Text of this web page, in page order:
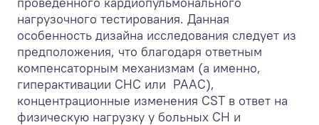
нагрузочного тестирования. Данная
особенность дизайна исследования следует из
предположения, что благодаря ответным
компенсаторным механизмам (а именно,
гиперактивации СНС или РААС),
концентрационные изменения CST в ответ на
физическую нагрузку у больных СН и